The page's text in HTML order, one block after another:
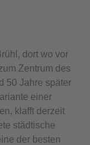
dort wo vor
Zentrum des
50 Jahre später
einer
klafft derzeit
städtische
der besten